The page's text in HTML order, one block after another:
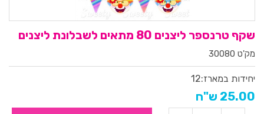
שקף טרנספר ליצנים 80 מתאים לשבלונת ליצנים
מק'ט 30080
יחידות במארז:12
25.00 ש"ח